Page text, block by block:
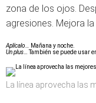
zona de los ojos.
agresiones. Mejora
Aplícalo…
Mañana y noche.
Un plus … También se puede usar
La línea aprovecha las